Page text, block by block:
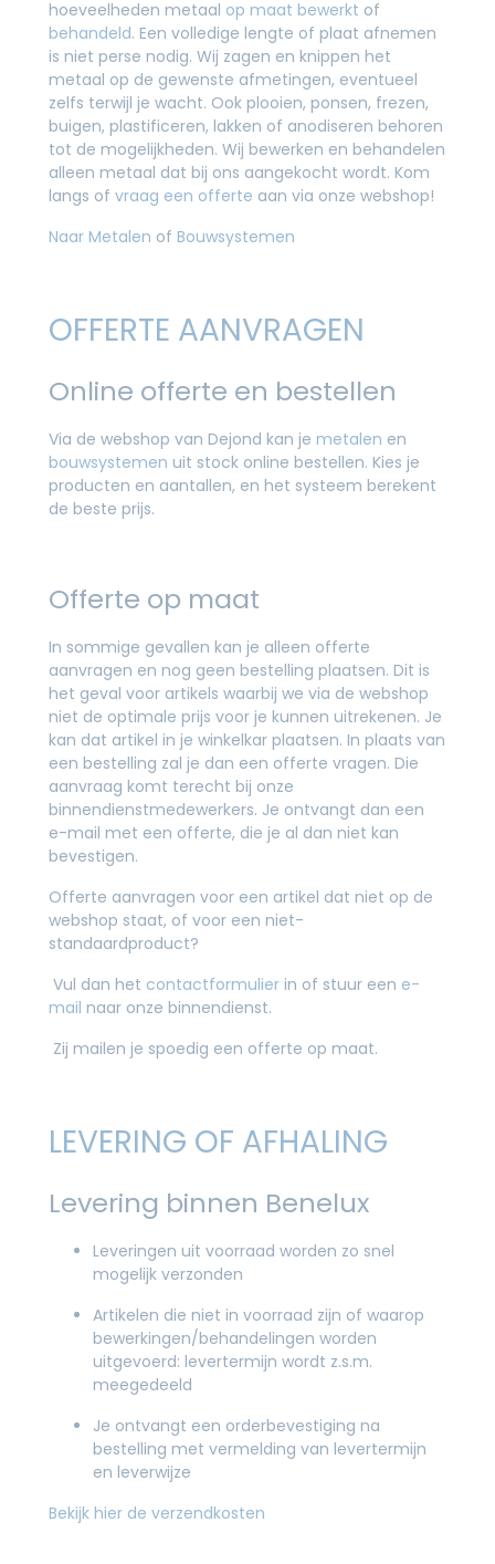
hoeveelheden metaal op maat bewerkt of
behandeld. Een volledige lengte of plaat afnemen
is niet perse nodig. Wij zagen en knippen het
metaal op de gewenste afmetingen, eventueel
zelfs terwijl je wacht. Ook plooien, ponsen, frezen,
buigen, plastificeren, lakken of anodiseren behoren
tot de mogelijkheden. Wij bewerken en behandelen
alleen metaal dat bij ons aangekocht wordt. Kom
langs of vraag een offerte aan via onze webshop!
Naar Metalen of Bouwsystemen
OFFERTE AANVRAGEN
Online offerte en bestellen
Via de webshop van Dejond kan je metalen en
bouwsystemen uit stock online bestellen. Kies je
producten en aantallen, en het systeem berekent
de beste prijs.
Offerte op maat
In sommige gevallen kan je alleen offerte
aanvragen en nog geen bestelling plaatsen. Dit is
het geval voor artikels waarbij we via de webshop
niet de optimale prijs voor je kunnen uitrekenen. Je
kan dat artikel in je winkelkar plaatsen. In plaats van
een bestelling zal je dan een offerte vragen. Die
aanvraag komt terecht bij onze
binnendienstmedewerkers. Je ontvangt dan een
e-mail met een offerte, die je al dan niet kan
bevestigen.
Offerte aanvragen voor een artikel dat niet op de
webshop staat, of voor een niet-
standaardproduct?
Vul dan het contactformulier in of stuur een e-
mail naar onze binnendienst.
Zij mailen je spoedig een offerte op maat.
LEVERING OF AFHALING
Levering binnen Benelux
Leveringen uit voorraad worden zo snel
mogelijk verzonden
Artikelen die niet in voorraad zijn of waarop
bewerkingen/behandelingen worden
uitgevoerd: levertermijn wordt z.s.m.
meegedeeld
Je ontvangt een orderbevestiging na
bestelling met vermelding van levertermijn
en leverwijze
Bekijk hier de verzendkosten